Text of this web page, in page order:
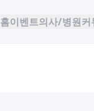
홈이벤트의사/병원커